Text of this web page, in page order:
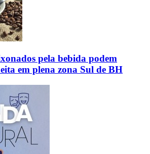
pela bebida podem
em plena zona Sul de BH